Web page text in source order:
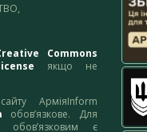
Commons
якщо не
АрміяInform
обов’язкове. Для
обов’язковим є